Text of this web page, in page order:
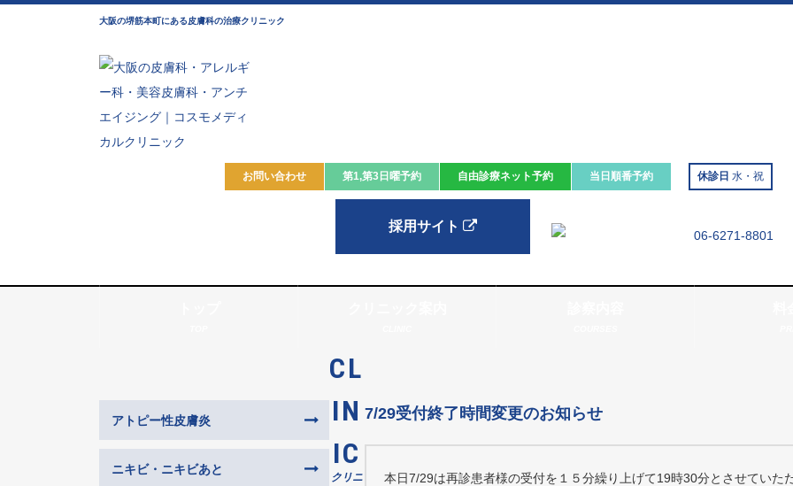
大阪の堺筋本町にある皮膚科の治療クリニック
お問い合わせ 第1,第3日曜予約 自由診療ネット予約 当日順番予約 休診日 水・祝
採用サイト
7/29受付終了時間変更のお知らせ
本日7/29は再診患者様の受付を１５分繰り上げて19時30分とさせていた
アトピー性皮膚炎
ニキビ・ニキビあと
CL
IN
IC
クリニ